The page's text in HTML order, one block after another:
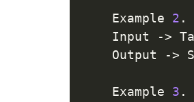
    Example
2 .
    Input
->
    Output
->
    Example
3 .